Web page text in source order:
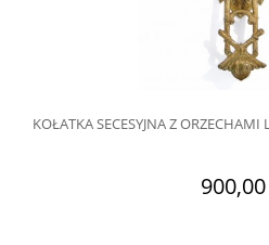
KOŁATKA SECESYJNA Z
900,00